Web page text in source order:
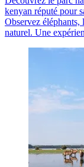
kenyan réputé pour
Observez
naturel. Une